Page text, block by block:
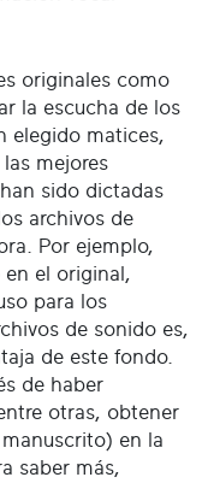
originales como
la escucha de los
elegido matices,
mejores
sido dictadas
archivos de
Por ejemplo,
el original,
para los
de sonido es,
de este fondo.
de haber
otras, obtener
en la
saber más,